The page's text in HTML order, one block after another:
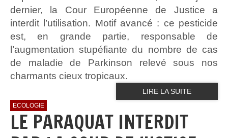
dernier, la Cour Européenne de Justice a
interdit l’utilisation. Motif avancé : ce pesticide
est, en grande partie, responsable de
l’augmentation stupéfiante du nombre de cas
de maladie de Parkinson relevé sous nos
charmants cieux tropicaux.
LIRE LA SUITE
ECOLOGIE
LE PARAQUAT INTERDIT